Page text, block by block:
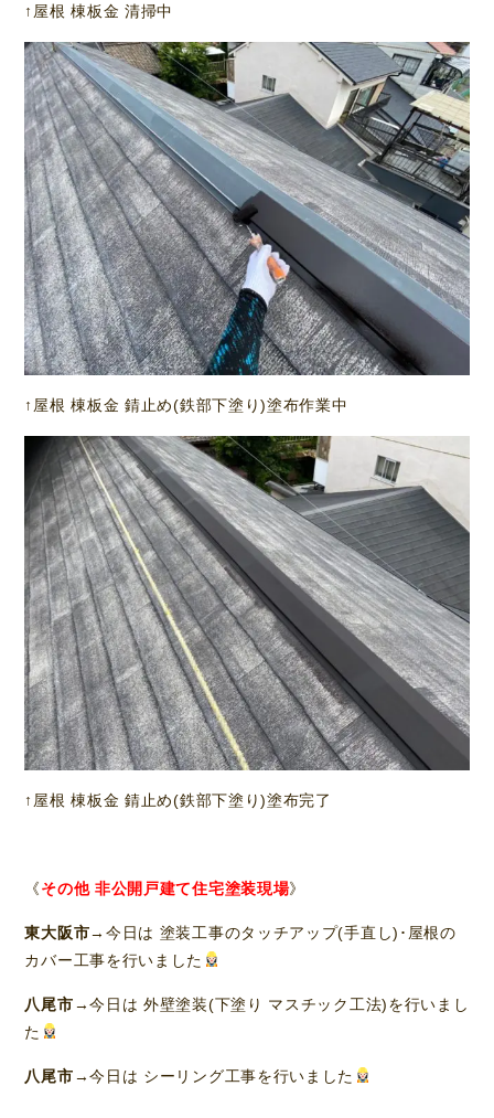
↑屋根 棟板金 清掃中
↑屋根 棟板金 錆止め(鉄部下塗り)塗布作業中
↑屋根 棟板金 錆止め(鉄部下塗り)塗布完了
《その他 非公開戸建て住宅塗装現場》
東大阪市→今日は 塗装工事のタッチアップ(手直し)･屋根の
カバー工事を行いました
八尾市→今日は 外壁塗装(下塗り マスチック工法)を行いまし
た
八尾市→今日は シーリング工事を行いました